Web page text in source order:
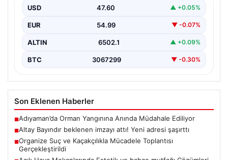
bölümlerinden biri haline gelmiştir. Bahçeyle bütünleşik
vakit…
USD 47.60 ▲ +0.05%
EUR 54.99 ▼ -0.07%
ALTIN 6502.1 ▲ +0.09%
BTC 3067299 ▼ -0.30%
Son Eklenen Haberler
■Adıyaman’da Orman Yangınına Anında Müdahale Ediliyor
■Altay Bayındır beklenen imzayı attı! Yeni adresi şaşırttı
■Organize Suç ve Kaçakçılıkla Mücadele Toplantısı
Gerçekleştirildi